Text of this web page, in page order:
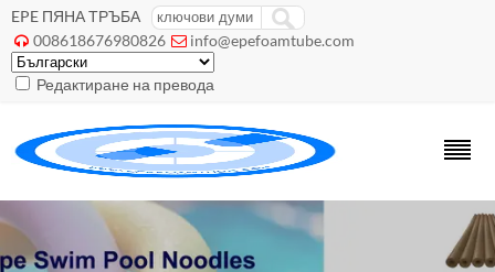
EPE ПЯНА ТРЪБА
 008618676980826  info@epefoamtube.com
Редактиране на превода